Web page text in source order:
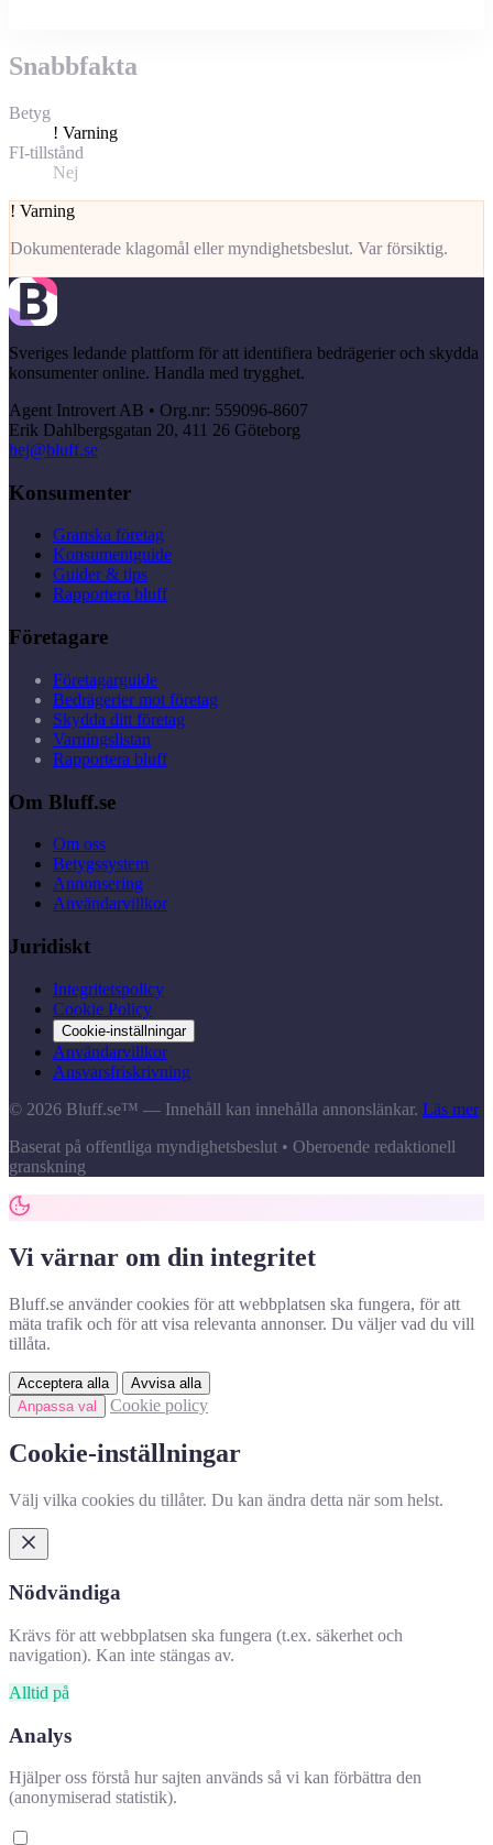
Snabbfakta
Betyg
! Varning
FI-tillstånd
Nej
! Varning
Dokumenterade klagomål eller myndighetsbeslut. Var försiktig.
Sveriges ledande plattform för att identifiera bedrägerier och skydda
konsumenter online. Handla med trygghet.
Agent Introvert AB • Org.nr: 559096-8607
Erik Dahlbergsgatan 20, 411 26 Göteborg
hej@bluff.se
Konsumenter
Granska företag
Konsumentguide
Guider & tips
Rapportera bluff
Företagare
Företagarguide
Bedrägerier mot företag
Skydda ditt företag
Varningslistan
Rapportera bluff
Om Bluff.se
Om oss
Betygssystem
Annonsering
Användarvillkor
Juridiskt
Integritetspolicy
Cookie Policy
Cookie-inställningar
Användarvillkor
Ansvarsfriskrivning
© 2026 Bluff.se™ — Innehåll kan innehålla annonslänkar. Läs mer
Baserat på offentliga myndighetsbeslut • Oberoende redaktionell
granskning
Vi värnar om din integritet
Bluff.se använder cookies för att webbplatsen ska fungera, för att
mäta trafik och för att visa relevanta annonser. Du väljer vad du vill
tillåta.
Acceptera alla
Avvisa alla
Anpassa val
Cookie policy
Cookie-inställningar
Välj vilka cookies du tillåter. Du kan ändra detta när som helst.
Nödvändiga
Krävs för att webbplatsen ska fungera (t.ex. säkerhet och
navigation). Kan inte stängas av.
Alltid på
Analys
Hjälper oss förstå hur sajten används så vi kan förbättra den
(anonymiserad statistik).